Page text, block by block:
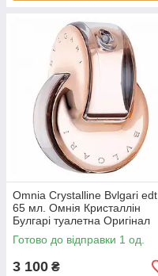
Omnia Crystalline Bvlgari edt
65 мл. Омнія Кристаллін
Булгарі туалетна Оригінал
Готово до відправки 1 од.
3 100 ₴